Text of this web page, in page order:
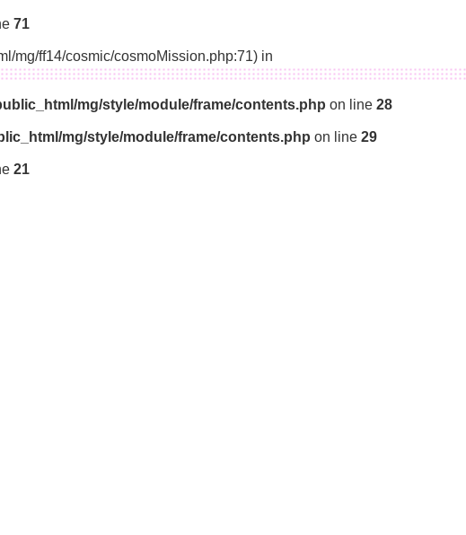
71
mg/ff14/cosmic/cosmoMission.php:71) in
mg/style/module/frame/contents.php on line 28
mg/style/module/frame/contents.php on line 29
21